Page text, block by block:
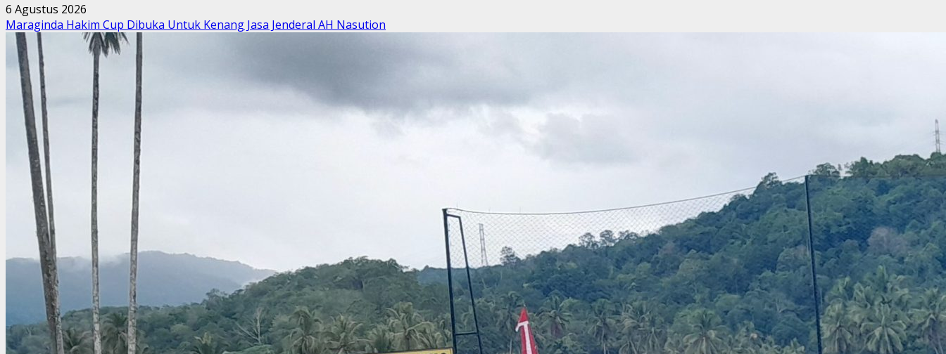
6 Agustus 2026
Maraginda Hakim Cup Dibuka Untuk Kenang Jasa Jenderal AH Nasution